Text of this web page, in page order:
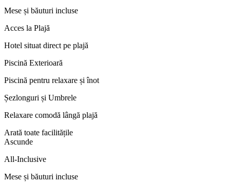
Mese și băuturi incluse
Acces la Plajă
Hotel situat direct pe plajă
Piscină Exterioară
Piscină pentru relaxare și înot
Șezlonguri și Umbrele
Relaxare comodă lângă plajă
Arată toate facilitățile
Ascunde
All-Inclusive
Mese și băuturi incluse